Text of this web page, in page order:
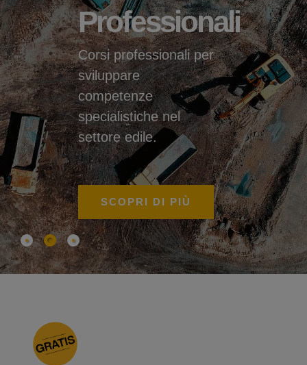
Professionali
Corsi professionali per
sviluppare
competenze
specialistiche nel
settore edile.
SCOPRI DI PIÙ